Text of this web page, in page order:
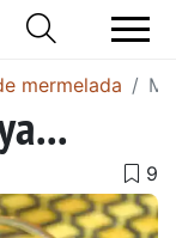
mermelada